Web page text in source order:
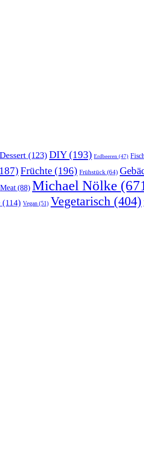
Dessert (123) DIY(193) Erdbeeren (47)
Früchte (196) Frühstück (64)
Meat(88) Michael Nölke
(114) Vegan (51) Vegetarisch (404)